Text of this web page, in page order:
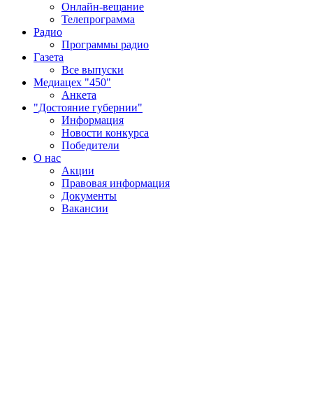
Онлайн-вещание
Телепрограмма
Радио
Программы радио
Газета
Все выпуски
Медиацех "450"
Анкета
"Достояние губернии"
Информация
Новости конкурса
Победители
О нас
Акции
Правовая информация
Документы
Вакансии